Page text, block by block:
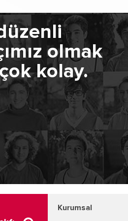
olmak
kolay.
Kurumsal